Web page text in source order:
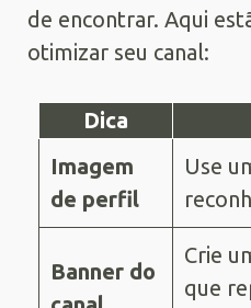
de encontrar. Aqui
otimizar seu canal:
Dica
Imagem
de perfil
Use
Banner do
Crie
que